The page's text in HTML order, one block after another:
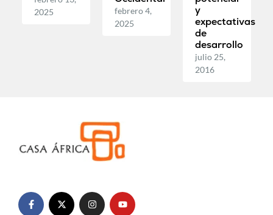
2025
febrero 4,
2025
y
expectativas
de
desarrollo
julio 25,
2016